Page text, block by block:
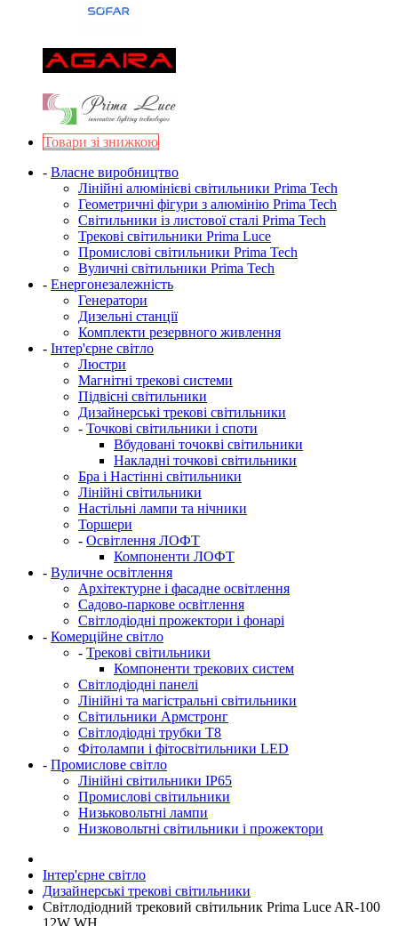
Товари зі знижкою
- Власне виробництво
Лінійні алюмінієві світильники Prima Tech
Геометричні фігури з алюмінію Prima Tech
Світильники із листової сталі Prima Tech
Трекові світильники Prima Luce
Промислові світильники Prima Tech
Вуличні світильники Prima Tech
- Енергонезалежність
Генератори
Дизельні станції
Комплекти резервного живлення
- Інтер'єрне світло
Люстри
Магнітні трекові системи
Підвісні світильники
Дизайнерські трекові світильники
- Точкові світильники і споти
Вбудовані точокві світильники
Накладні точкові світильники
Бра і Настінні світильники
Лінійні світильники
Настільні лампи та нічники
Торшери
- Освітлення ЛОФТ
Компоненти ЛОФТ
- Вуличне освітлення
Архітектурне і фасадне освітлення
Садово-паркове освітлення
Світлодіодні прожектори і фонарі
- Комерційне світло
- Трекові світильники
Компоненти трекових систем
Світлодіодні панелі
Лінійні та магістральні світильники
Світильники Армстронг
Світлодіодні трубки Т8
Фітолампи і фітосвітильники LED
- Промислове світло
Лінійні світильники IP65
Промислові світильники
Низьковольтні лампи
Низковольтні світильники і прожектори
Інтер'єрне світло
Дизайнерські трекові світильники
Світлодіодний трековий світильник Prima Luce AR-100
12W WH